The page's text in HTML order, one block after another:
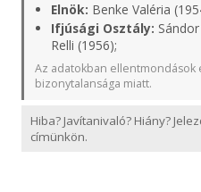
Elnök: Benke Valéria
Ifjúsági Osztály:
Relli (1956);
Az adatokban
bizonytalansága miatt.
Hiba? Javítanivaló? Hiány?
címünkön.